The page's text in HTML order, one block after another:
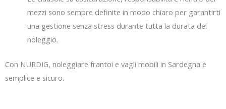
mezzi sono sempre definite in modo chiaro per garantirti
una gestione senza stress durante tutta la durata del
noleggio.
Con NURDIG, noleggiare frantoi e vagli mobili in Sardegna è
semplice e sicuro.